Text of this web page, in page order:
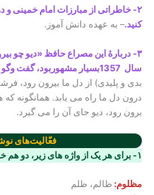
۲- خاطراتی از مبارزات امام خمینی و
کنید.– به عهده دانش آموز.
۳- دربارهٔ این مصراع حافظ «دیو چو
سال 1357بسیار مشهوربود، گفت وگو کنید.
بدی و پلیدی) از دل ما بیرون رود،
درون دل ما راه می یابد. همانگونه که
برون رود، دیو جای آن را می گیرد.
فعّالیت‌های
۱- برای هر یک از واژه های زیر، دو هم خانواده بنویسید
مظلوم: ظالم، ظلم